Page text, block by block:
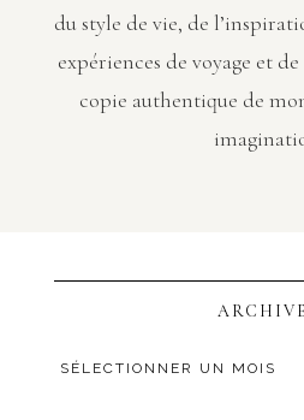
du style de vie, de
expériences de voyage et
copie authentique de